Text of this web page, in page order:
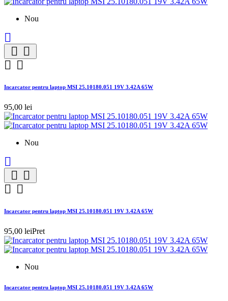
Nou





Incarcator pentru laptop MSI 25.10180.051 19V 3.42A 65W
95,00 lei
Nou





Incarcator pentru laptop MSI 25.10180.051 19V 3.42A 65W
95,00 leiPret
Nou
Incarcator pentru laptop MSI 25.10180.051 19V 3.42A 65W